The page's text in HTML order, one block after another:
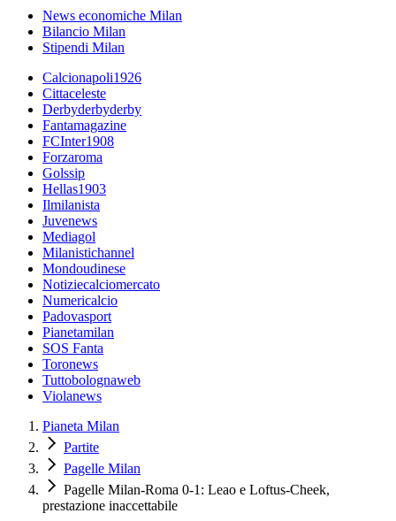
News economiche Milan
Bilancio Milan
Stipendi Milan
Calcionapoli1926
Cittaceleste
Derbyderbyderby
Fantamagazine
FCInter1908
Forzaroma
Golssip
Hellas1903
Ilmilanista
Juvenews
Mediagol
Milanistichannel
Mondoudinese
Notiziecalciomercato
Numericalcio
Padovasport
Pianetamilan
SOS Fanta
Toronews
Tuttobolognaweb
Violanews
Pianeta Milan
Partite
Pagelle Milan
Pagelle Milan-Roma 0-1: Leao e Loftus-Cheek,
prestazione inaccettabile